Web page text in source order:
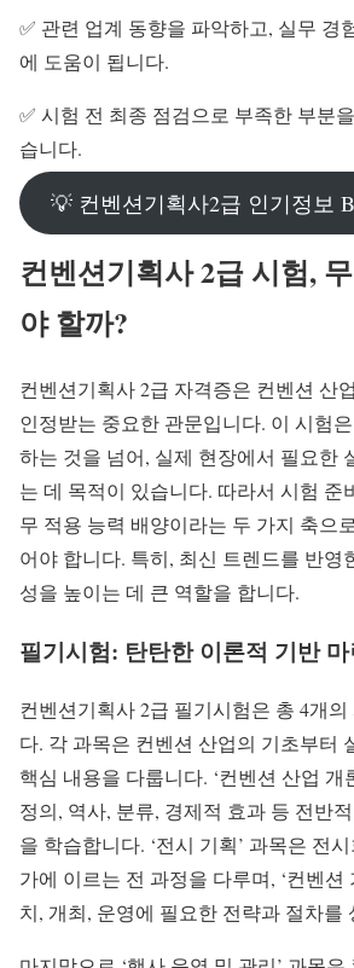
✅ 관련 업계 동향을 파악하고, 실무 경
에 도움이 됩니다.
✅ 시험 전 최종 점검으로 부족한 부분
습니다.
💡 컨벤션기획사2급 인기정보
컨벤션기획사 2급 시험,
야 할까?
컨벤션기획사 2급 자격증은 컨벤션 산
인정받는 중요한 관문입니다. 이 시험
하는 것을 넘어, 실제 현장에서 필요한
는 데 목적이 있습니다. 따라서 시험 준
무 적용 능력 배양이라는 두 가지 축으
어야 합니다. 특히, 최신 트렌드를 반영
성을 높이는 데 큰 역할을 합니다.
필기시험: 탄탄한 이론적 기반 마
컨벤션기획사 2급 필기시험은 총 4개
다. 각 과목은 컨벤션 산업의 기초부터
핵심 내용을 다룹니다. ‘컨벤션 산업 개
정의, 역사, 분류, 경제적 효과 등 전반
을 학습합니다. ‘전시 기획’ 과목은 전
가에 이르는 전 과정을 다루며, ‘컨벤션
치, 개최, 운영에 필요한 전략과 절차를